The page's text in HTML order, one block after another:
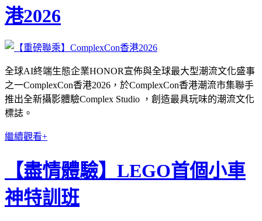
港2026
全球AI終端生態企業HONOR宣佈與全球最大型潮流文化盛事
之一ComplexCon香港2026，於ComplexCon香港潮流市集聯手
推出全新攝影體驗Complex Studio ，創造最具玩味的潮流文化
標誌。
繼續觀看+
【盡情體驗】LEGO首個小車
神特訓班